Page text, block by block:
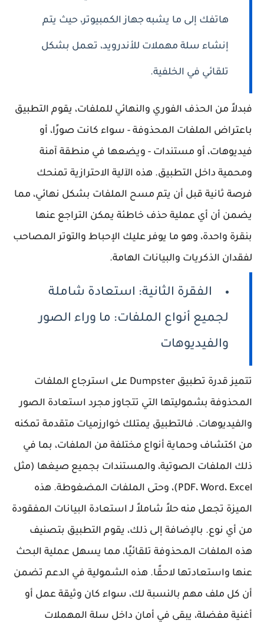
هاتفك إلى ما يشبه جهاز الكمبيوتر، حيث يتم
إنشاء سلة مهملات للأندرويد، تعمل بشكل
تلقائي في الخلفية.
فبدلاً من الحذف الفوري والنهائي للملفات، يقوم التطبيق
باعتراض الملفات المحذوفة - سواء كانت صورًا، أو
فيديوهات، أو مستندات - ويضعها في منطقة آمنة
ومحمية داخل التطبيق. هذه الآلية الاحترازية تمنحك
فرصة ثانية قبل أن يتم مسح الملفات بشكل نهائي، مما
يضمن أن أي عملية حذف خاطئة يمكن التراجع عنها
بنقرة واحدة، وهو ما يوفر عليك الإحباط والتوتر المصاحب
لفقدان الذكريات والبيانات الهامة.
الفقرة الثانية: استعادة شاملة
لجميع أنواع الملفات: ما وراء الصور
والفيديوهات
تتميز قدرة تطبيق Dumpster على استرجاع الملفات
المحذوفة بشموليتها التي تتجاوز مجرد استعادة الصور
والفيديوهات. فالتطبيق يمتلك خوارزميات متقدمة تمكنه
من اكتشاف وحماية أنواع مختلفة من الملفات، بما في
ذلك الملفات الصوتية، والمستندات بجميع صيغها (مثل
PDF، Word، Excel)، وحتى الملفات المضغوطة. هذه
الميزة تجعل منه حلاً شاملاً لـ استعادة البيانات المفقودة
من أي نوع. بالإضافة إلى ذلك، يقوم التطبيق بتصنيف
هذه الملفات المحذوفة تلقائيًا، مما يسهل عملية البحث
عنها واستعادتها لاحقًا. هذه الشمولية في الدعم تضمن
أن كل ملف مهم بالنسبة لك، سواء كان وثيقة عمل أو
أغنية مفضلة، يبقى في أمان داخل سلة المهملات